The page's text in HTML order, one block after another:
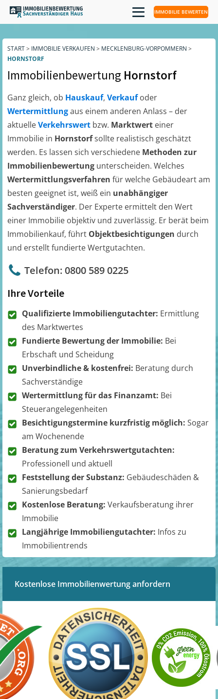
IMMOBILIE BEWERTEN
START> IMMOBILIE VERKAUFEN > MECKLENBURG-VORPOMMERN >
HORNSTORF
Immobilienbewertung Hornstorf
Ganz gleich, ob Hauskauf, Verkaufoder
Wertermittlungaus einem anderen Anlass – der
aktuelleVerkehrswert bzw. Marktwert einer
Immobilie in Hornstorfsollte realistisch geschätzt
werden. Es lassen sich verschiedene Methoden zur
Immobilienbewertung unterscheiden. Welches
Wertermittlungsverfahren für welche Gebäudeart am
besten geeignet ist, weiß ein unabhängiger
Sachverständiger. Der Experte ermittelt den Wert
einer Immobilie objektiv und zuverlässig. Er berät beim
Immobilienkauf, führt Objektbesichtigungen durch
und erstellt fundierte Wertgutachten.
Telefon: 0800 589 0225
Ihre Vorteile
Qualifizierte Immobiliengutachter: Ermittlung
des Marktwertes
Fundierte Bewertung der Immobilie: Bei
Erbschaft und Scheidung
Unverbindliche & kostenfrei: Beratung durch
Sachverständige
Wertermittlung für das Finanzamt: Bei
Steuerangelegenheiten
Besichtigungstermine kurzfristig möglich: Sogar
am Wochenende
Beratung zum Verkehrswertgutachten:
Professionell und aktuell
Feststellung der Substanz: Gebäudeschäden &
Sanierungsbedarf
Kostenlose Beratung: Verkaufsberatung ihrer
Immobilie
Langjährige Immobiliengutachter: Infos zu
Immobilientrends
Kostenlose Immobilienwertung anfordern